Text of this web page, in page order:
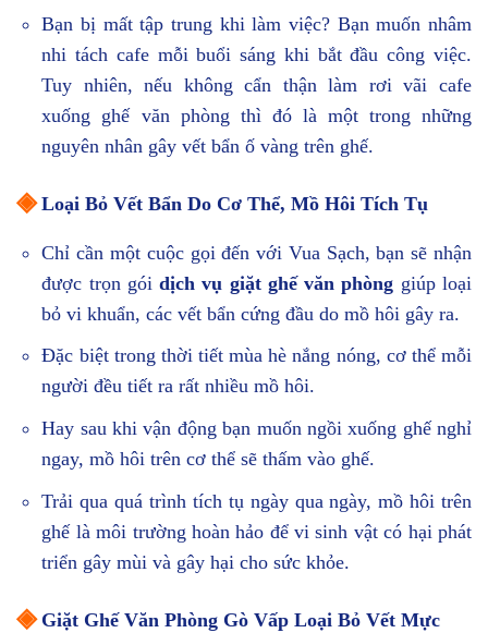
Bạn bị mất tập trung khi làm việc? Bạn muốn nhâm
nhi tách cafe mỗi buổi sáng khi bắt đầu công việc.
Tuy nhiên, nếu không cẩn thận làm rơi vãi cafe
xuống ghế văn phòng thì đó là một trong những
nguyên nhân gây vết bẩn ố vàng trên ghế.
◈Loại Bỏ Vết Bẩn Do Cơ Thể, Mồ Hôi Tích Tụ
Chỉ cần một cuộc gọi đến với Vua Sạch, bạn sẽ nhận
được trọn góidịch vụ giặt ghế văn phòng giúp loại
bỏ vi khuẩn, các vết bẩn cứng đầu do mồ hôi gây ra.
Đặc biệt trong thời tiết mùa hè nắng nóng, cơ thể mỗi
người đều tiết ra rất nhiều mồ hôi.
Hay sau khi vận động bạn muốn ngồi xuống ghế nghỉ
ngay, mồ hôi trên cơ thể sẽ thấm vào ghế.
Trải qua quá trình tích tụ ngày qua ngày, mồ hôi trên
ghế là môi trường hoàn hảo để vi sinh vật có hại phát
triển gây mùi và gây hại cho sức khỏe.
◈Giặt Ghế Văn Phòng Gò Vấp Loại Bỏ Vết Mực